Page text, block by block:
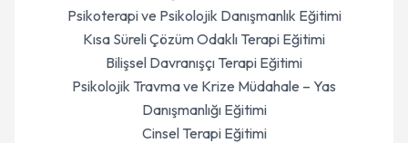
Psikoterapi ve Psikolojik Danışmanlık Eğitimi
Kısa Süreli Çözüm Odaklı Terapi Eğitimi
Bilişsel Davranışçı Terapi Eğitimi
Psikolojik Travma ve Krize Müdahale – Yas
Danışmanlığı Eğitimi
Cinsel Terapi Eğitimi